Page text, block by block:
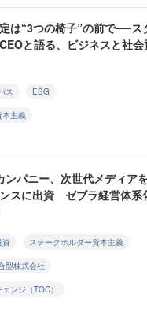
は“3つの椅子”の前で──ス
と語る、ビジネスと社会
ス ESG
本主義
ンパニー、次世代メディア
スに出資 ゼブラ経営体系
資 ステークホルダー資本主義
型株式会社
ンジ（TOC）